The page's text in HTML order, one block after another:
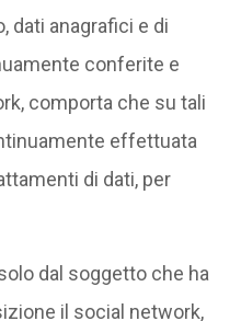
dati anagrafici e di
conferite e
comporta che su tali
effettuata
di dati, per
dal soggetto che ha
il social network,